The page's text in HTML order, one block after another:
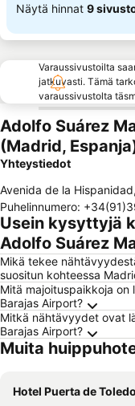
Näytä hinnat 9
Varaussivustoilta
jatkuvasti. Tämä
varaussivustolta
Adolfo Suárez
(Madrid,
Yhteystiedot
Avenida de la Hispanidad
Puhelinnumero:
Usein kysyttyjä
Adolfo Suárez
Mikä tekee
suositun kohteessa
Mitä majoituspaikkoja
Barajas Airport?
Mitkä nähtävyydet ovat
Barajas Airport?
Muita
Hotel Puerta de Toledo